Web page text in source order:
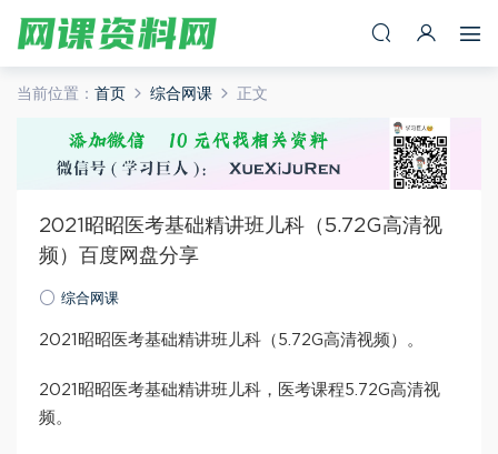
当前位置： 首页 综合网课 正文
2021昭昭医考基础精讲班儿科（5.72G高清视
频）百度网盘分享
综合网课
2021昭昭医考基础精讲班儿科（5.72G高清视频）。
2021昭昭医考基础精讲班儿科，医考课程5.72G高清视
频。